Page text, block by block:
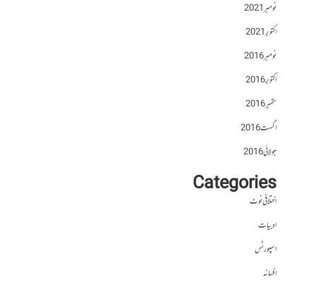
نومبر 2021
اکتوبر 2021
نومبر 2016
اکتوبر 2016
ستمبر 2016
اگست 2016
جولائی 2016
Categories
اختلافی نوٹ
ادبیات
اسپورٹس
افسانہ